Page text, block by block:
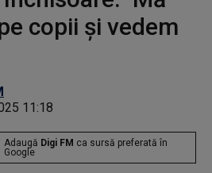
copii și vedem
11:18
Adaugă Digi FM ca sursă preferată în
Google